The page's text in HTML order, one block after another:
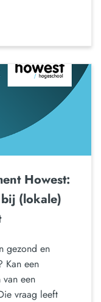
Howest:
(lokale)
gezond en
Kan een
een
vraag leeft